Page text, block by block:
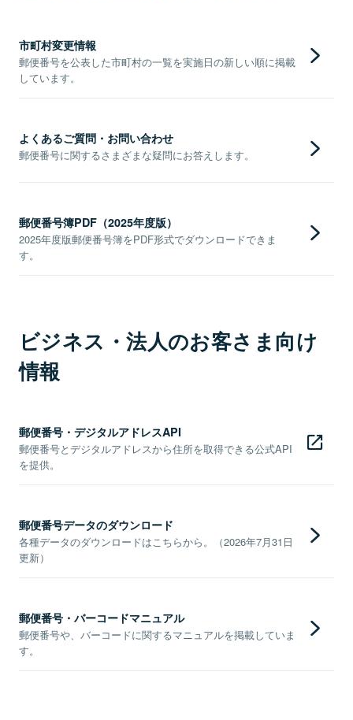
市町村変更情報
郵便番号を公表した市町村の一覧を実施日の新しい順に掲載
しています。
よくあるご質問・お問い合わせ
郵便番号に関するさまざまな疑問にお答えします。
郵便番号簿PDF（2025年度版）
2025年度版郵便番号簿をPDF形式でダウンロードできま
す。
ビジネス・法人のお客さま向け
情報
郵便番号・デジタルアドレスAPI
郵便番号とデジタルアドレスから住所を取得できる公式API
を提供。
郵便番号データのダウンロード
各種データのダウンロードはこちらから。（2026年7月31日
更新）
郵便番号・バーコードマニュアル
郵便番号や、バーコードに関するマニュアルを掲載していま
す。